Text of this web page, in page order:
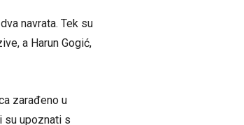
navrata. Tek su
a Harun Gogić,
zarađeno u
su upoznati s